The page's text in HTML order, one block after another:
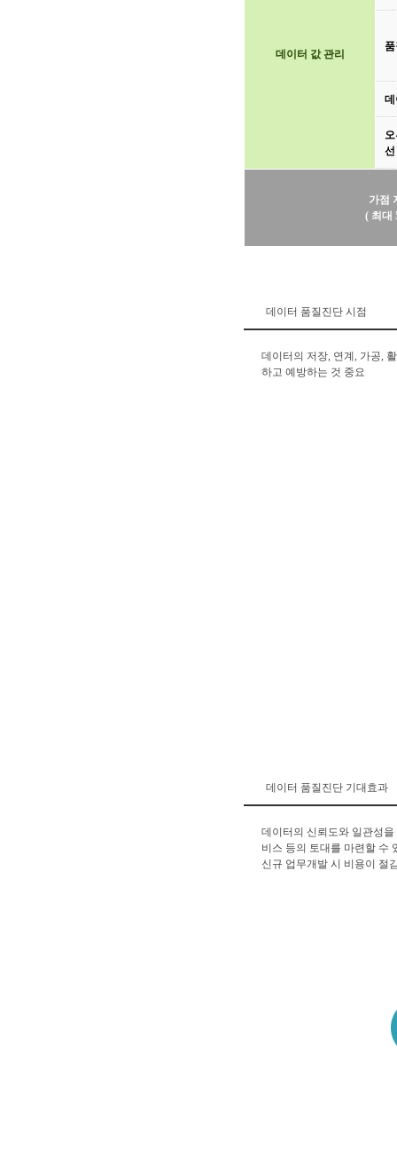
데이터 값 관리
오
선
가점
( 최대
데이터 품질진단 시점
데이터의 저장, 연계, 가공,
하고 예방하는 것 중요
데이터 품질진단 기대효과
데이터의 신뢰도와 일관성
비스 등의 토대를 마련할 수
신규 업무개발 시 비용이 절